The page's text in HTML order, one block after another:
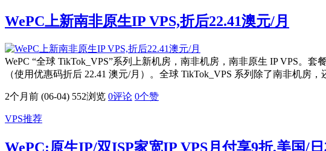
WePC上新南非原生IP VPS,折后22.41澳元/月
WePC “全球 TikTok_VPS”系列上新机房，南非机房，南非原生 IP VPS。套
（使用优惠码折后 22.41 澳元/月）。全球 TikTok_VPS 系列除了南非机房
2个月前 (06-04) 552浏览 0评论 0个赞
VPS推荐
WePC:原生IP/双ISP家宽IP VPS月付享9折,美国/